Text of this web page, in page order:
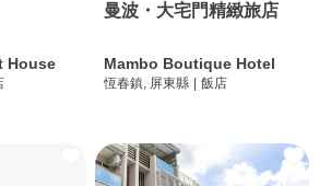
House
曼波・大宅門精緻旅店
Mambo Boutique Hotel
恆春鎮, 屏東縣 飯店